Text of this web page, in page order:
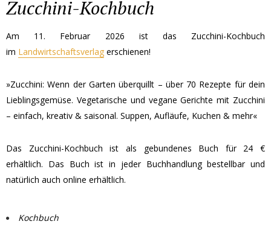
Zucchini-Kochbuch
Am 11. Februar 2026 ist das Zucchini-Kochbuch
im Landwirtschaftsverlag erschienen!
»Zucchini: Wenn der Garten überquillt – über 70 Rezepte für dein
Lieblingsgemüse. Vegetarische und vegane Gerichte mit Zucchini
– einfach, kreativ & saisonal. Suppen, Aufläufe, Kuchen & mehr«
Das Zucchini-Kochbuch ist als gebundenes Buch für 24 €
erhältlich. Das Buch ist in jeder Buchhandlung bestellbar und
natürlich auch online erhältlich.
Kochbuch